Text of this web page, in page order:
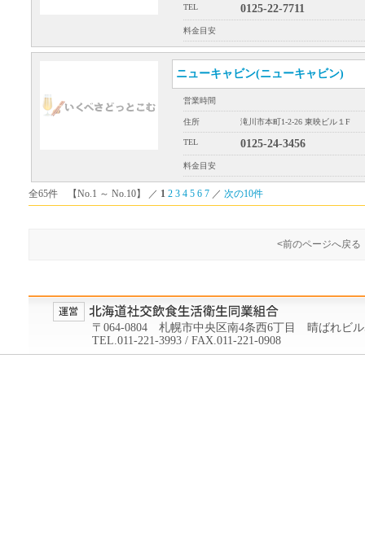
TEL 0125-22-7711
料金目安
ニューキャビン(ニューキャビン)
営業時間
住所 滝川市本町1-2-26 東映ビル１F
TEL 0125-24-3456
料金目安
全65件 【No.1 ～ No.10】 ／ 1 2 3 4 5 6 7 ／ 次の10件
<前のページへ戻る
〒064-0804 札幌市中央区南4条西6丁目 晴ばれビ
TEL.011-221-3993 / FAX.011-221-0908